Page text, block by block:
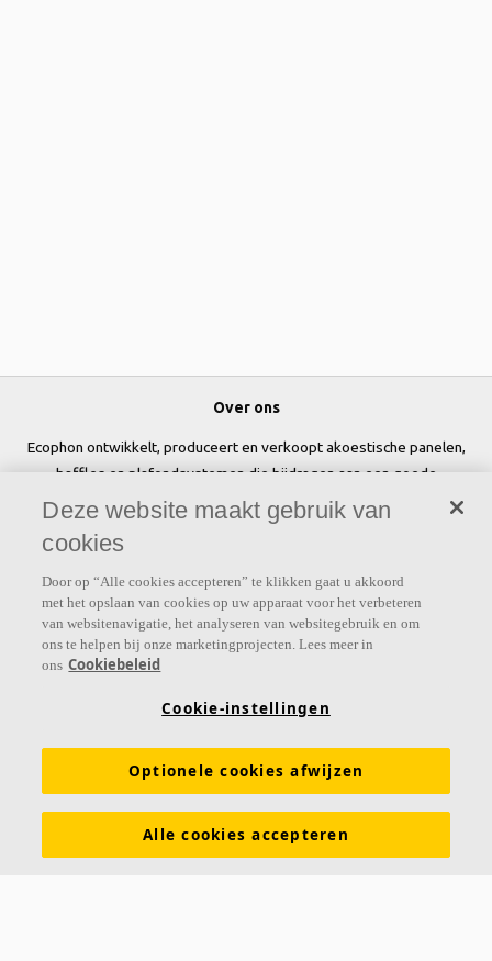
Over ons
Ecophon ontwikkelt, produceert en verkoopt akoestische panelen,
baffles en plafondsystemen die bijdragen aan een goede
werkomgeving door het welzijn en de prestaties van mensen te
verbeteren.
Prijslijst Kennis akoestiek
Functionele eigenschappen Kleuren en oppervlakken
Tools & Services DOP (Declarations of Performance)
Deze website maakt gebruik van
cookies
Door op “Alle cookies accepteren” te klikken gaat u akkoord
met het opslaan van cookies op uw apparaat voor het verbeteren
van websitenavigatie, het analyseren van websitegebruik en om
ons te helpen bij onze marketingprojecten. Lees meer in
ons Cookiebeleid
Cookie-instellingen
Optionele cookies afwijzen
Alle cookies accepteren